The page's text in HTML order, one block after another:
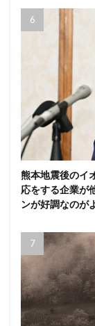
熊本地震後のイ
応をする企業が
ンが好調なのが